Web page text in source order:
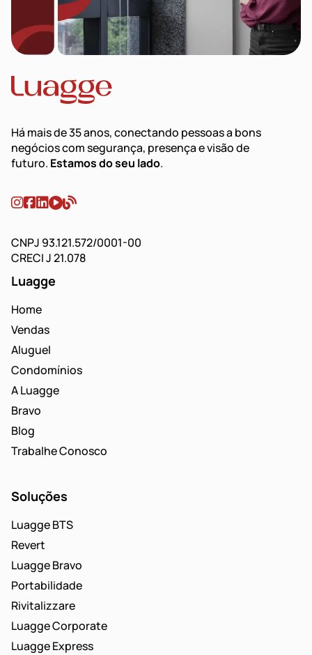
Há mais de 35 anos, conectando pessoas a bons
negócios com segurança, presença e visão de
futuro. Estamos do seu lado.
CNPJ 93.121.572/0001-00
CRECI J 21.078
Luagge
Home
Vendas
Aluguel
Condomínios
A Luagge
Bravo
Blog
Trabalhe Conosco
Soluções
Luagge BTS
Revert
Luagge Bravo
Portabilidade
Rivitalizzare
Luagge Corporate
Luagge Express